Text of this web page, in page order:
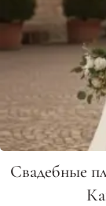
Свадебные